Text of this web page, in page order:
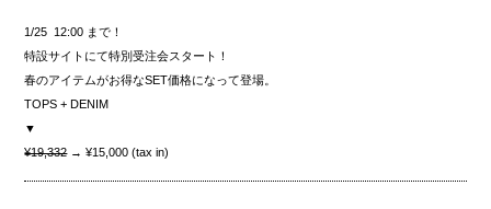
1/25 12:00 まで！
特設サイトにて特別受注会スタート！
春のアイテムがお得なSET価格になって登場。
TOPS + DENIM
▼
¥19,332→¥15,000 (tax in)